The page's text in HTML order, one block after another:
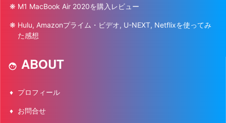
M1 MacBook Air 2020を購入レビュー
Hulu, Amazonプライム・ビデオ, U-NEXT, Netflixを使ってみ
た感想
ABOUT
プロフィール
お問合せ